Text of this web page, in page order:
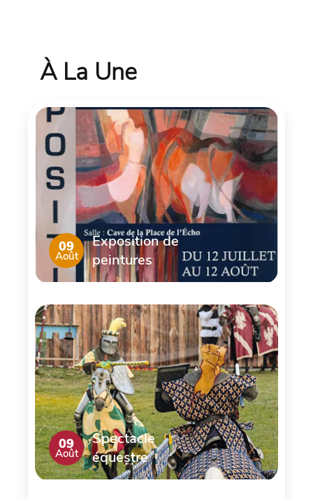
À La Une
09
Août
Exposition de
peintures
09
Août
Spectacle
équestre